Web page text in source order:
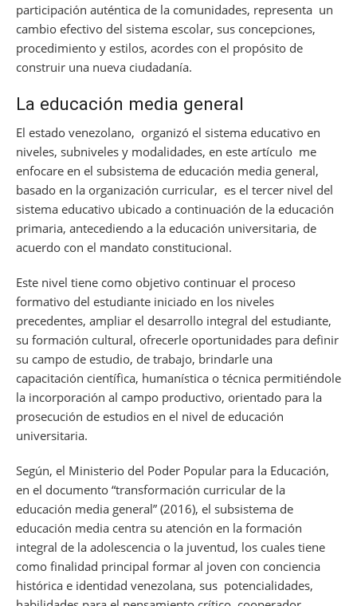
participación auténtica de la comunidades, representa un
cambio efectivo del sistema escolar, sus concepciones,
procedimiento y estilos, acordes con el propósito de
construir una nueva ciudadanía.
La educación media general
El estado venezolano, organizó el sistema educativo en
niveles, subniveles y modalidades, en este artículo me
enfocare en el subsistema de educación media general,
basado en la organización curricular, es el tercer nivel del
sistema educativo ubicado a continuación de la educación
primaria, antecediendo a la educación universitaria, de
acuerdo con el mandato constitucional.
Este nivel tiene como objetivo continuar el proceso
formativo del estudiante iniciado en los niveles
precedentes, ampliar el desarrollo integral del estudiante,
su formación cultural, ofrecerle oportunidades para definir
su campo de estudio, de trabajo, brindarle una
capacitación científica, humanística o técnica permitiéndole
la incorporación al campo productivo, orientado para la
prosecución de estudios en el nivel de educación
universitaria.
Según, el Ministerio del Poder Popular para la Educación,
en el documento “transformación curricular de la
educación media general” (2016), el subsistema de
educación media centra su atención en la formación
integral de la adolescencia o la juventud, los cuales tiene
como finalidad principal formar al joven con conciencia
histórica e identidad venezolana, sus potencialidades,